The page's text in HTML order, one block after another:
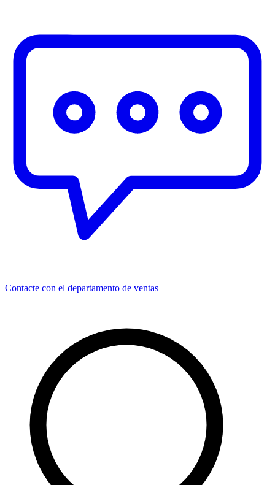
Contacte con el departamento de ventas